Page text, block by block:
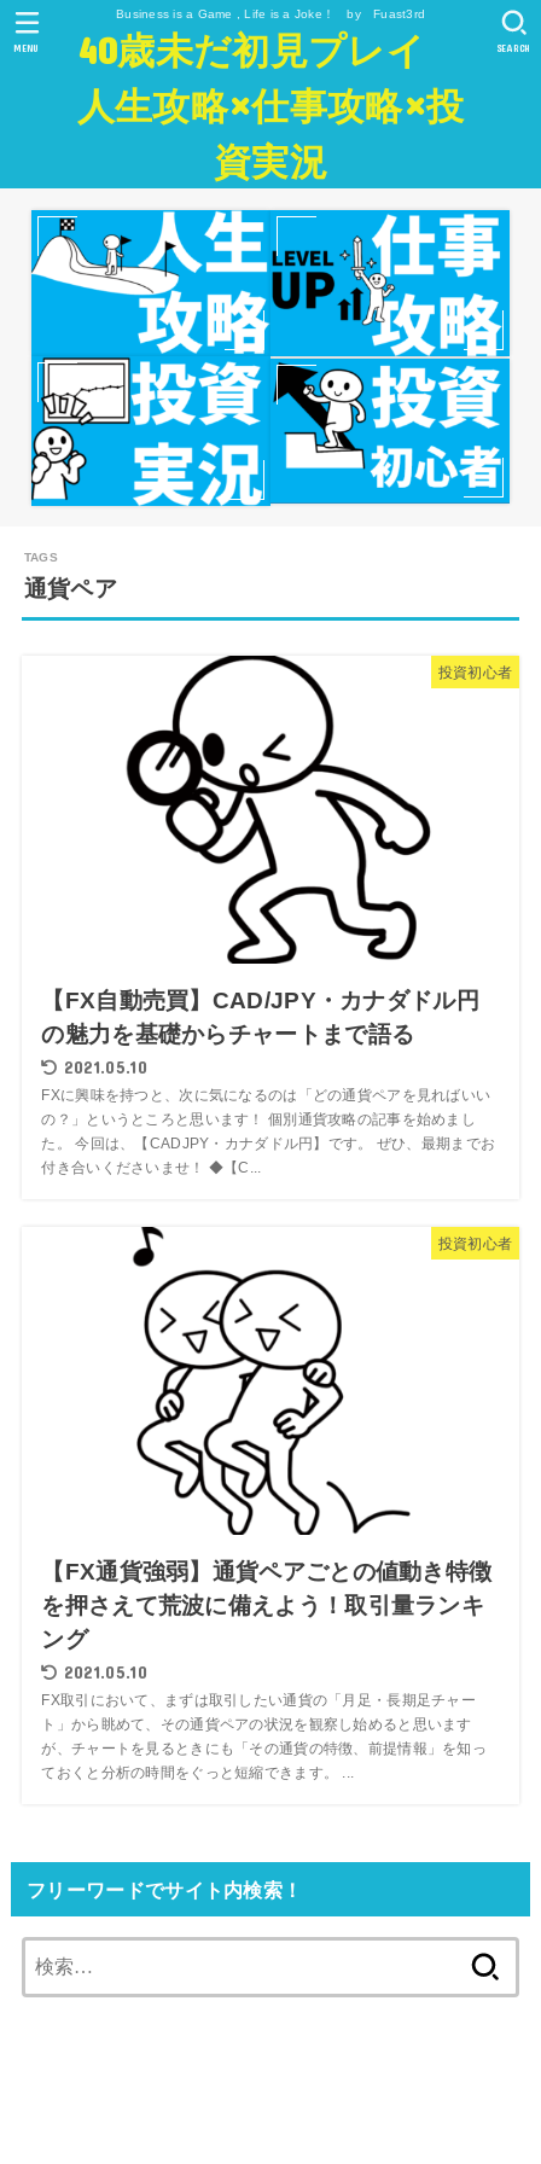
Business is a Game , Life is a Joke！ by Fuast3rd
40歳未だ初見プレイ
人生攻略×仕事攻略×投
資実況
SEARCH
MENU
通貨ペア
投資初心者
【FX自動売買】CAD/JPY・カナダドル円
の魅力を基礎からチャートまで語る
2021.05.10
FXに興味を持つと、次に気になるのは「どの通貨ペアを見ればいい
の？」というところと思います！ 個別通貨攻略の記事を始めまし
た。 今回は、【CADJPY・カナダドル円】です。 ぜひ、最期までお
付き合いくださいませ！ ◆【C...
投資初心者
【FX通貨強弱】通貨ペアごとの値動き特徴
を押さえて荒波に備えよう！取引量ランキ
ング
2021.05.10
FX取引において、まずは取引したい通貨の「月足・長期足チャー
ト」から眺めて、その通貨ペアの状況を観察し始めると思います
が、チャートを見るときにも「その通貨の特徴、前提情報」を知っ
ておくと分析の時間をぐっと短縮できます。 ...
フリーワードでサイト内検索！
索: